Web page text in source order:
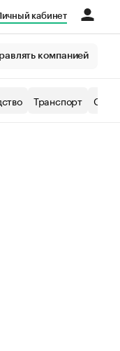
кабинет
компанией
Транспорт